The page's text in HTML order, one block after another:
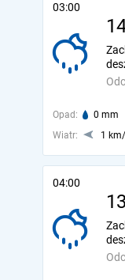
03:00
Opad: 0 mm
Wiatr:
1
04:00